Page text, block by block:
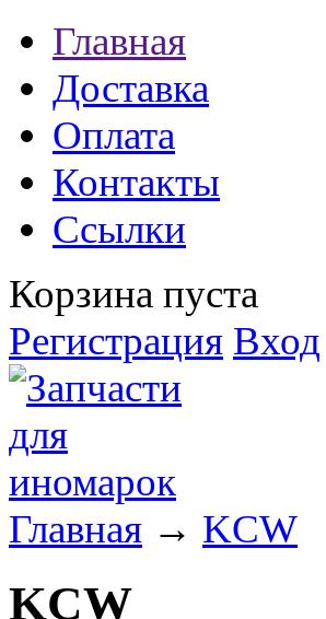
Главная
Доставка
Оплата
Контакты
Ссылки
Корзина пуста
Регистрация Вход
Главная → KCW
KCW